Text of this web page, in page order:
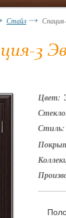
Стайл
3
Цвет:
Стиль: